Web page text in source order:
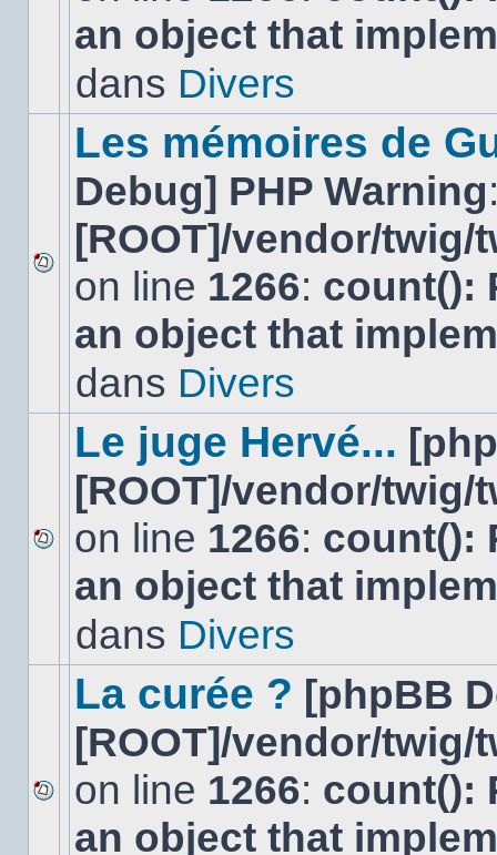
message
non-
dans
an object that
dans Divers
Aucun
nouveau
message
non-
dans
Les mémoires de
Debug] PHP Warning
[ROOT]/vendor/
on line 1266: count():
an object that
dans Divers
Aucun
nouveau
message
Le juge Hervé...
[ROOT]/vendor/
on line 1266: count():
an object that
dans Divers
Aucun
nouveau
message
La curée ? [phpBB
[ROOT]/vendor/
on line 1266: count():
an object that